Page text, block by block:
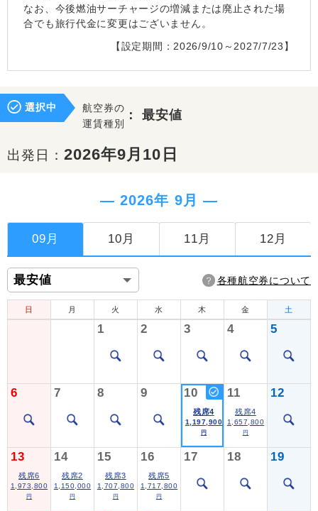
なお、今後燃油サーチャージの増減または廃止された場
合でも旅行代金に変更はございません。
【設定期間：2026/9/10～2027/7/23】
選択中
航空券の
運賃種別
：最安値
出発日： 2026年9月10日
― 2026年 9月 ―
09月 10月 11月 12月
各種航空券について
日 月 火 水 木 金 土
1 2 3 4 5
6 7 8 9 10
残席4
1,197,900
円
11
残席4
1,657,800
円
12
13
残席6
1,973,800
円
14
残席2
1,150,000
円
15
残席3
1,707,800
円
16
残席5
1,717,800
円
17 18 19